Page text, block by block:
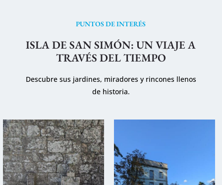
PUNTOS DE INTERÉS
ISLA DE SAN SIMÓN: UN VIAJE A
TRAVÉS DEL TIEMPO
Descubre sus jardines, miradores y rincones llenos
de historia.